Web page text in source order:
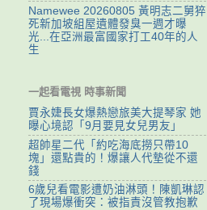
Namewee 20260805 黃明志二舅猝
死新加坡組屋遺體發臭一週才曝
光...在亞洲最富國家打工40年的人
生
一起看電視 時事新聞
賈永婕長女爆熱戀旅美大提琴家 她
曝心境認「9月要見女兒男友」
超帥星二代「約吃海底撈只帶10
塊」還點貴的！爆讓人代墊從不還
錢
6歲兒看電影遭奶油淋頭！陳凱琳認
了現場爆衝突：被指責沒管教抱歉